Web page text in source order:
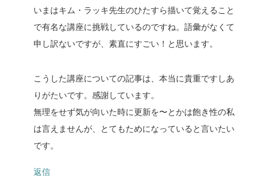
いまはキム・ラッキ先生のひたすら描いて覚えること
で有名な講座に挑戦しているのですね。語彙がなくて
申し訳ないですが、素直にすごい！と思います。
こうした講座についての記事は、本当に貴重ですしあ
りがたいです。感謝しています。
無理をせず気が向いた時に更新を〜とかは飽き性の私
は言えませんが、とてもためになっていると言いたい
です。
返信